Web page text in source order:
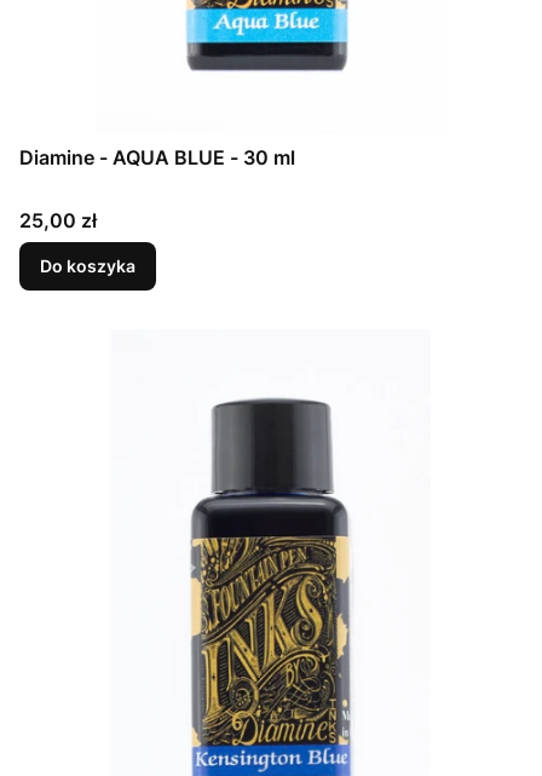
Diamine - AQUA BLUE - 30 ml
Cena
25,00 zł
Do koszyka